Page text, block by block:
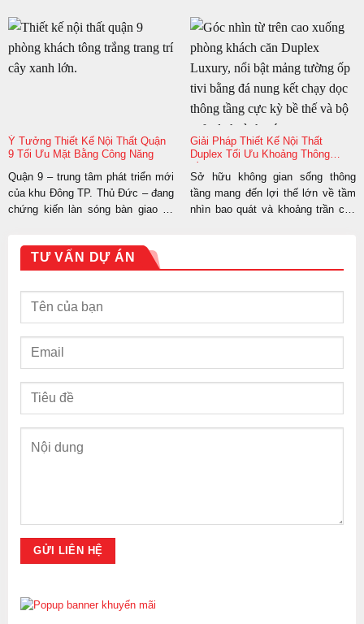
theo mới là bước đi cốt lõi để biến
ngôi nhà kiên cố thành không gian
sống tiện nghi, phản ánh chính xác
gu thẩm...
cư cao tầng mới xây dựng, đang
là khu vực có mật độ an cư cao
tại TP.HCM. Để kiến tạo một môi
trường sống tiện...
Ý Tưởng Thiết Kế Nội Thất Quận
9 Tối Ưu Mặt Bằng Công Năng
Quận 9 – trung tâm phát triển mới
của khu Đông TP. Thủ Đức – đang
chứng kiến làn sóng bàn giao hạ
nhà phố hiện đại. Để biến các khối
bê tông thô cứng thành một tổ ấm
ngăn...
Giải Pháp Thiết Kế Nội Thất
Duplex Tối Ưu Khoảng Thông
Sở hữu không gian sống thông
tầng mang đến lợi thế lớn về tầm
nhìn bao quát và khoảng trần cao
mỹ, vừa đảm bảo an toàn kết cấu
chịu lực liên tầng...
TƯ VẤN DỰ ÁN